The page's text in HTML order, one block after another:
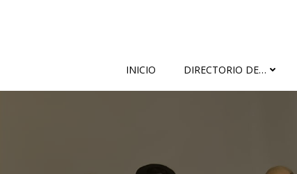
INICIO DIRECTORIO DE…